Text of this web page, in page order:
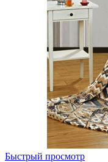
Быстрый просмотр